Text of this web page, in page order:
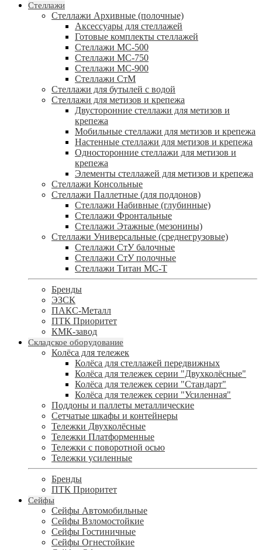
Стеллажи
Стеллажи Архивные (полочные)
Аксессуары для стеллажей
Готовые комплекты стеллажей
Стеллажи МС-500
Стеллажи МС-750
Стеллажи МС-900
Стеллажи СтМ
Стеллажи для бутылей с водой
Стеллажи для метизов и крепежа
Двусторонние стеллажи для метизов и
крепежа
Мобильные стеллажи для метизов и крепежа
Настенные стеллажи для метизов и крепежа
Односторонние стеллажи для метизов и
крепежа
Элементы стеллажей для метизов и крепежа
Стеллажи Консольные
Стеллажи Паллетные (для поддонов)
Стеллажи Набивные (глубинные)
Стеллажи Фронтальные
Стеллажи Этажные (мезонины)
Стеллажи Универсальные (среднегрузовые)
Стеллажи СтУ балочные
Стеллажи СтУ полочные
Стеллажи Титан МС-Т
Бренды
ЭЗСК
ПАКС-Металл
ПТК Приоритет
КМК-завод
Складское оборудование
Колёса для тележек
Колёса для стеллажей передвижных
Колёса для тележек серии "Двухколёсные"
Колёса для тележек серии "Стандарт"
Колёса для тележек серии "Усиленная"
Поддоны и паллеты металлические
Сетчатые шкафы и контейнеры
Тележки Двухколёсные
Тележки Платформенные
Тележки с поворотной осью
Тележки усиленные
Бренды
ПТК Приоритет
Сейфы
Сейфы Автомобильные
Сейфы Взломостойкие
Сейфы Гостиничные
Сейфы Огнестойкие